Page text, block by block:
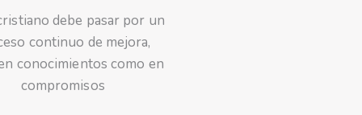
debe pasar por un
continuo de mejora,
conocimientos como en
compromisos